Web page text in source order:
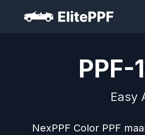
PPF-
Easy
NexPPF Color PPF